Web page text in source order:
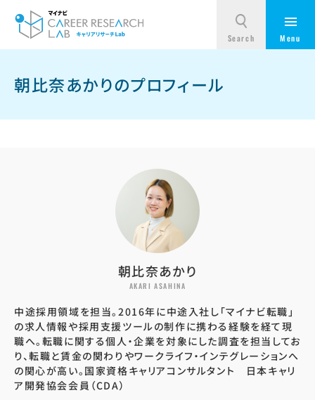
朝比奈あかりのプロフィール
朝比奈あかり
AKARI ASAHINA
中途採用領域を担当。2016年に中途入社し「マイナビ転職」
の求人情報や採用支援ツールの制作に携わる経験を経て現
職へ。転職に関する個人・企業を対象にした調査を担当してお
り、転職と賃金の関わりやワークライフ・インテグレーションへ
の関心が高い。国家資格キャリアコンサルタント 日本キャリ
ア開発協会会員（CDA）